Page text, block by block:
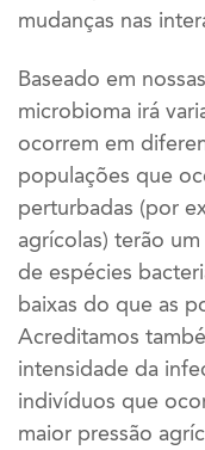
mudanças nas
Baseado em
microbioma irá
ocorrem em
populações que
perturbadas (por
agrícolas) terão
de espécies
baixas do que as
Acreditamos
intensidade da
indivíduos que
maior pressão